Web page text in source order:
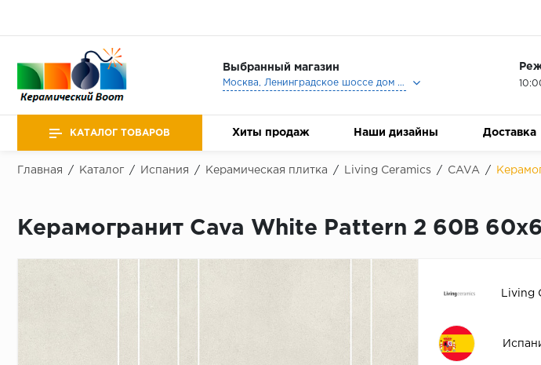
Выбранный магазин
Москва, Ленинградское шоссе дом 25, Торговый Центр Family Room, 2-ой этаж, Магазин Керамический Бум.
КАТАЛОГ ТОВАРОВ Хиты продаж Наши дизайны Доставка
Главная / Каталог / Испания / Керамическая плитка / Living Ceramics / CAVA /
Керамогранит Cava White Pattern 2 60B
Living